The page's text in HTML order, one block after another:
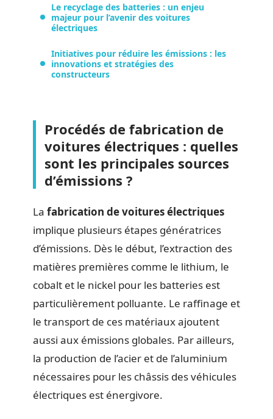
Le recyclage des batteries : un enjeu
majeur pour l’avenir des voitures
électriques
Initiatives pour réduire les émissions : les
innovations et stratégies des
constructeurs
Procédés de fabrication de
voitures électriques : quelles
sont les principales sources
d’émissions ?
La fabrication de voitures électriques
implique plusieurs étapes génératrices
d’émissions. Dès le début, l’extraction des
matières premières comme le lithium, le
cobalt et le nickel pour les batteries est
particulièrement polluante. Le raffinage et
le transport de ces matériaux ajoutent
aussi aux émissions globales. Par ailleurs,
la production de l’acier et de l’aluminium
nécessaires pour les châssis des véhicules
électriques est énergivore.